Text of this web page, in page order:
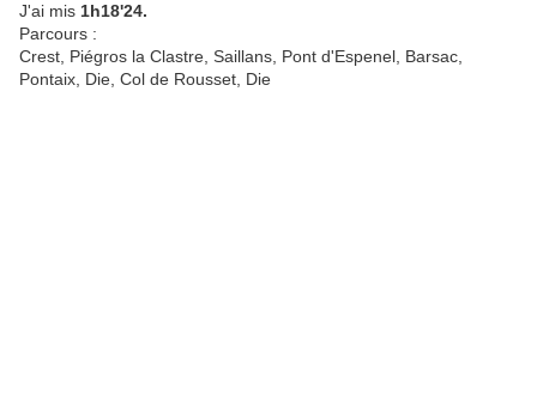
J'ai mis 1h18'24.
Parcours :
Crest, Piégros la Clastre, Saillans, Pont d'Espenel, Barsac,
Pontaix, Die, Col de Rousset, Die